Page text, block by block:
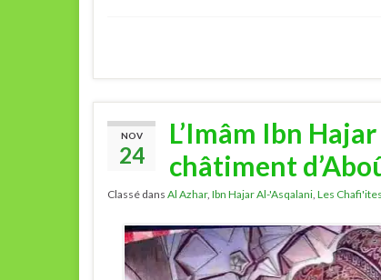
NOV
24
L’Imâm Ibn
châtiment
Classé dans Al Azhar, Ibn Hajar Al-'Asqalani, Les Chafi'ites